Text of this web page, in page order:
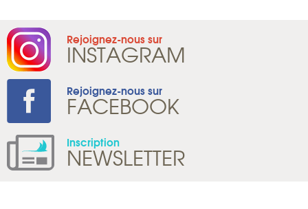
Rejoignez-nous sur
INSTAGRAM
Rejoignez-nous sur
FACEBOOK
Inscription
NEWSLETTER